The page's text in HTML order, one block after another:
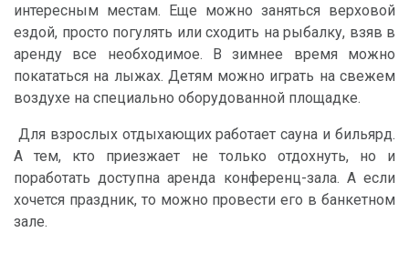
интересным местам. Еще можно заняться верховой
ездой, просто погулять или сходить на рыбалку, взяв в
аренду все необходимое. В зимнее время можно
покататься на лыжах. Детям можно играть на свежем
воздухе на специально оборудованной площадке.
Для взрослых отдыхающих работает сауна и бильярд.
А тем, кто приезжает не только отдохнуть, но и
поработать доступна аренда конференц-зала. А если
хочется праздник, то можно провести его в банкетном
зале.